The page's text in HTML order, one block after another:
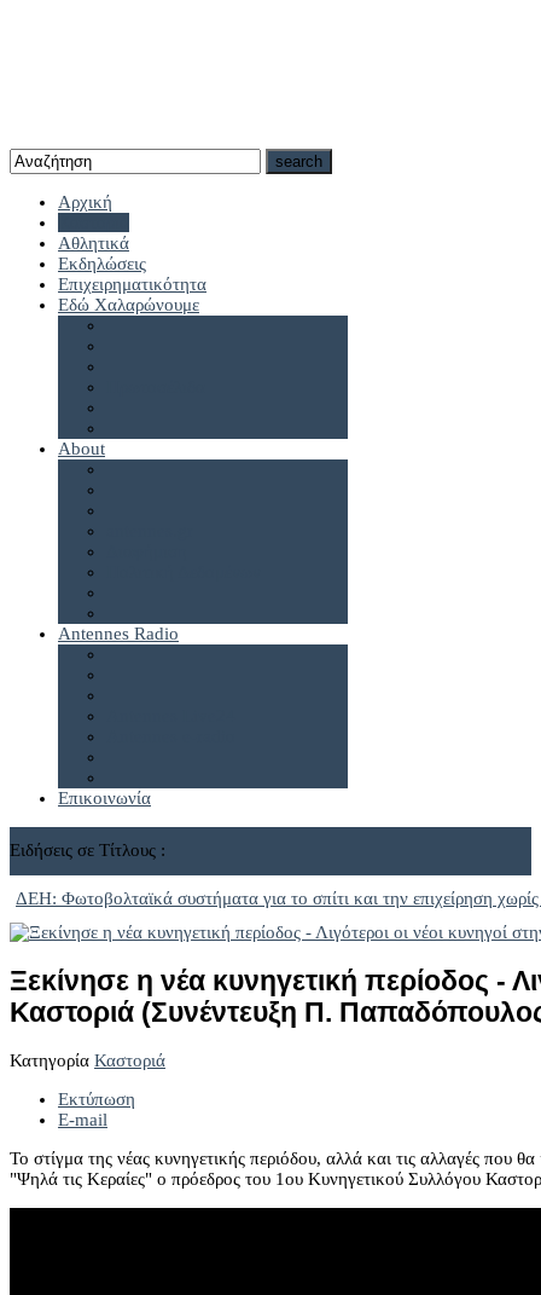
Αρχική
Αθλητικά
Εκδηλώσεις
Επιχειρηματικότητα
Εδώ Χαλαρώνουμε
About
Antennes Radio
Επικοινωνία
Ειδήσεις σε Τίτλους :
ΔΕΗ: Φωτοβολταϊκά συστήματα για το σπίτι και την επιχείρηση
Ξεκίνησε η νέα κυνηγετική περίοδος -
Καστοριά (Συνέντευξη Π.
Κατηγορία Καστοριά
Εκτύπωση
E-mail
Το στίγμα της νέας κυνηγετικής περιόδου, αλλά και τις αλλαγές που
"Ψηλά τις Κεραίες" ο πρόεδρος του 1ου Κυνηγετικού Συλλόγου